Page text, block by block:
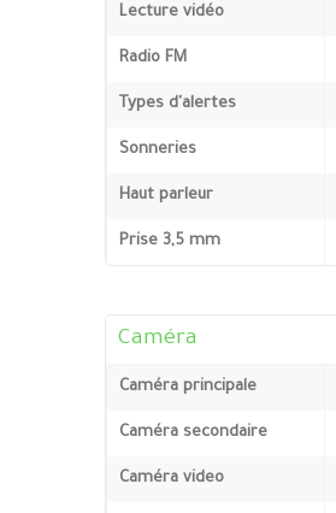
Lecture vidéo
Radio FM
Types d'alertes
Sonneries
Haut parleur
Prise 3,5 mm
Caméra
Caméra principale
Caméra secondaire
Caméra video